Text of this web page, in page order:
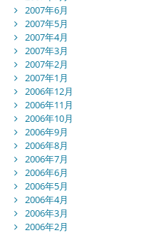
2007年6月
2007年5月
2007年4月
2007年3月
2007年2月
2007年1月
2006年12月
2006年11月
2006年10月
2006年9月
2006年8月
2006年7月
2006年6月
2006年5月
2006年4月
2006年3月
2006年2月